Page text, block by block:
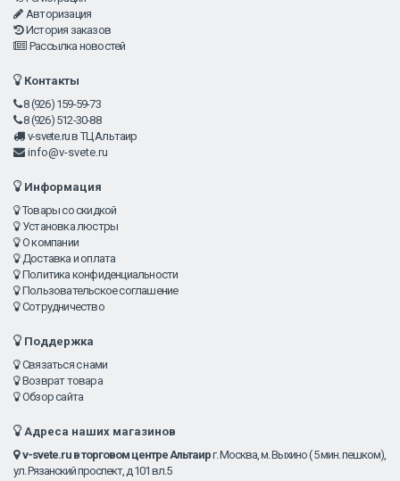
Авторизация
История заказов
Рассылка новостей
Контакты
8 (926) 159-59-73
8 (926) 512-30-88
v-svete.ru в ТЦ Альтаир
info@v-svete.ru
Информация
Товары со скидкой
Установка люстры
О компании
Доставка и оплата
Политика конфиденциальности
Пользовательское соглашение
Сотрудничество
Поддержка
Связаться с нами
Возврат товара
Обзор сайта
Адреса наших магазинов
v-svete.ru в торговом центре Альтаирг. Москва, м. Выхино ( 5 мин. пешком),
ул. Рязанский проспект, д 101 вл.5